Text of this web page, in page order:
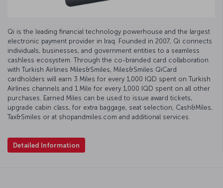
Qi is the leading financial technology powerhouse and the largest
electronic payment provider in Iraq. Founded in 2007, Qi connects
individuals, businesses, and government entities to a seamless
cashless ecosystem. Through the co-branded card collaboration
with Turkish Airlines Miles&Smiles, Miles&Smiles QiCard
cardholders will earn 3 Miles for every 1,000 IQD spent on Turkish
Airlines channels and 1 Mile for every 1,000 IQD spent on all other
purchases. Earned Miles can be used to issue award tickets,
upgrade cabin class, for extra baggage, seat selection, Cash&Miles,
Tax&Smiles or at shopandmiles.com and additional services.
Detailed Information